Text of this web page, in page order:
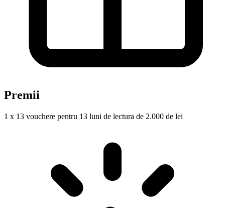
Premii
1 x 13 vouchere pentru 13 luni de lectura de 2.000 de lei